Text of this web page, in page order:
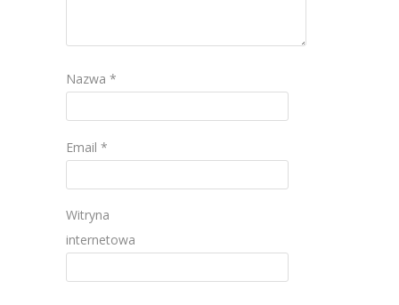
Nazwa *
Email *
Witryna
internetowa